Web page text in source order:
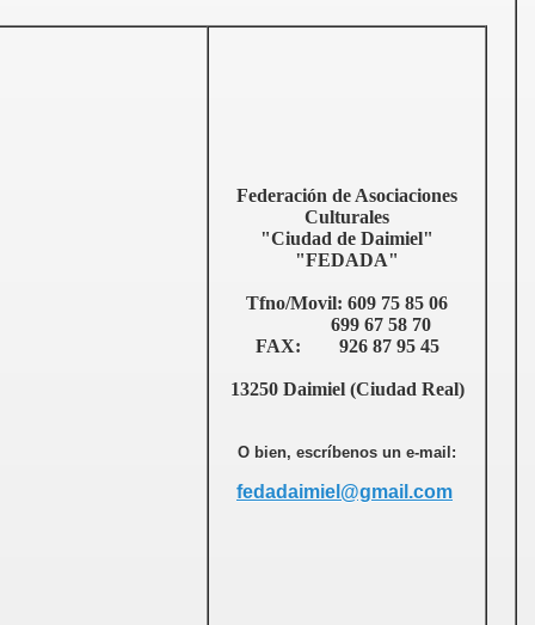
Federación de Asociaciones
Culturales
"Ciudad de Daimiel"
"FEDADA"
Tfno/Movil: 609 75 85 06
699 67 58 70
FAX: 926 87 95 45
13250 Daimiel (Ciudad Real)
O bien, escríbenos un e-mail:
fedadaimiel@gmail.com